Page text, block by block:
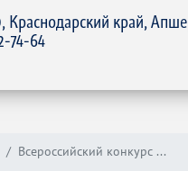
Краснодарский край,
74-64
Всероссийский конкурс ...